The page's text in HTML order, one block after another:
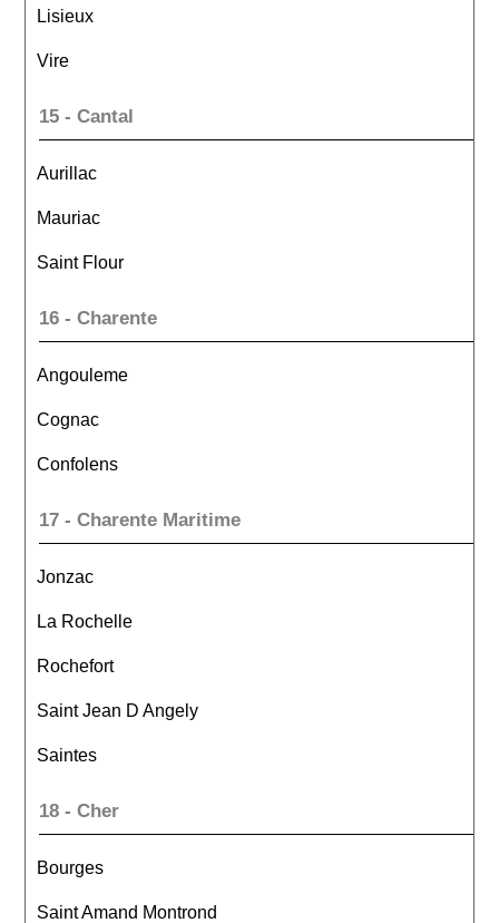
Lisieux
Vire
15 - Cantal
Aurillac
Mauriac
Saint Flour
16 - Charente
Angouleme
Cognac
Confolens
17 - Charente Maritime
Jonzac
La Rochelle
Rochefort
Saint Jean D Angely
Saintes
18 - Cher
Bourges
Saint Amand Montrond